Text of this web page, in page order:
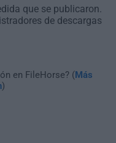
que se publicaron.
de descargas
en FileHorse? (Más
)